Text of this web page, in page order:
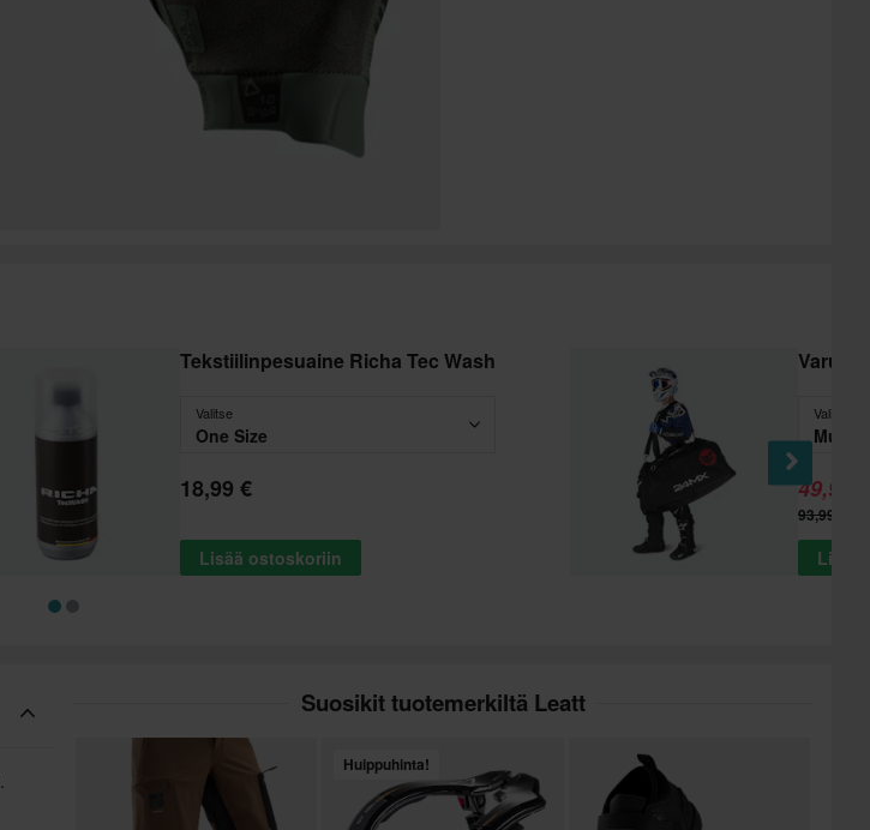
Tekstiilinpesuaine Richa Tec Wash
Valitse
One Size
18,99 €
Lisää ostoskoriin
Valitse -
Musta
49,99 €
93,99 €
Lisää
Suosikit tuotemerkiltä Leatt
Huippuhinta!